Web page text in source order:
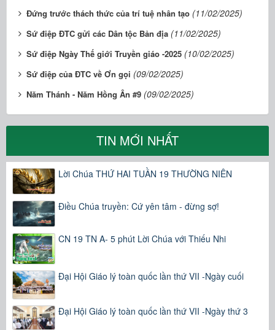
Đứng trước thách thức của trí tuệ nhân tạo (11/02/2025)
Sứ điệp ĐTC gửi các Dân tộc Bản địa (11/02/2025)
Sứ điệp Ngày Thế giới Truyền giáo -2025 (10/02/2025)
Sứ điệp của ĐTC về Ơn gọi (09/02/2025)
Năm Thánh - Năm Hồng Ân #9 (09/02/2025)
TIN MỚI NHẤT
Lời Chúa THỨ HAI TUẦN 19 THƯỜNG NIÊN
Điều Chúa truyền: Cứ yên tâm - đừng sợ!
CN 19 TN A- 5 phút Lời Chúa với Thiếu Nhi
Đại Hội Giáo lý toàn quốc lần thứ VII -Ngày cuối
Đại Hội Giáo lý toàn quốc lần thứ VII -Ngày thứ 3